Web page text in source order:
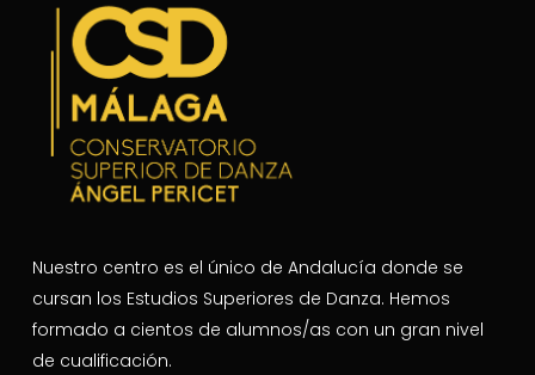
Nuestro centro es el único de Andalucía donde se
cursan los Estudios Superiores de Danza. Hemos
formado a cientos de alumnos/as con un gran nivel
de cualificación.